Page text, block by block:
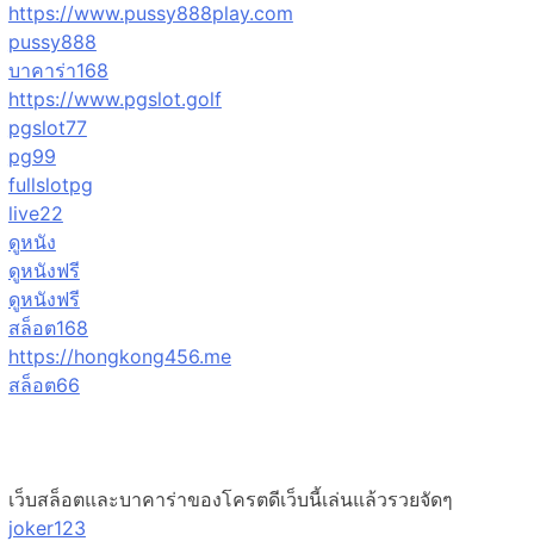
https://www.pussy888play.com
pussy888
บาคาร่า168
https://www.pgslot.golf
pgslot77
pg99
fullslotpg
live22
ดูหนัง
ดูหนังฟรี
ดูหนังฟรี
สล็อต168
https://hongkong456.me
สล็อต66
เว็บสล็อตและบาคาร่าของโครตดีเว็บนี้เล่นแล้วรวยจัดๆ
joker123